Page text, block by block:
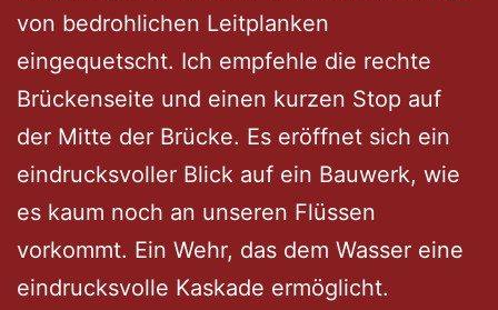
von bedrohlichen Leitplanken
eingequetscht. Ich empfehle die rechte
Brückenseite und einen kurzen Stop auf
der Mitte der Brücke. Es eröffnet sich ein
eindrucksvoller Blick auf ein Bauwerk, wie
es kaum noch an unseren Flüssen
vorkommt. Ein Wehr, das dem Wasser eine
eindrucksvolle Kaskade ermöglicht.